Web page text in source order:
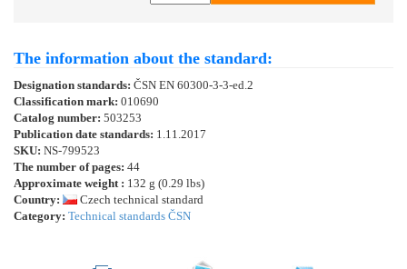
The information about the standard:
Designation standards: ČSN EN 60300-3-3-ed.2
Classification mark: 010690
Catalog number: 503253
Publication date standards: 1.11.2017
SKU: NS-799523
The number of pages: 44
Approximate weight : 132 g (0.29 lbs)
Country:
Czech technical standard
Category: Technical standards ČSN